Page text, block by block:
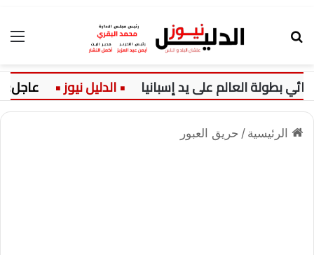
بطولة العالم على يد إسبانيا عاجل:
الرئيسية / حريق العبور